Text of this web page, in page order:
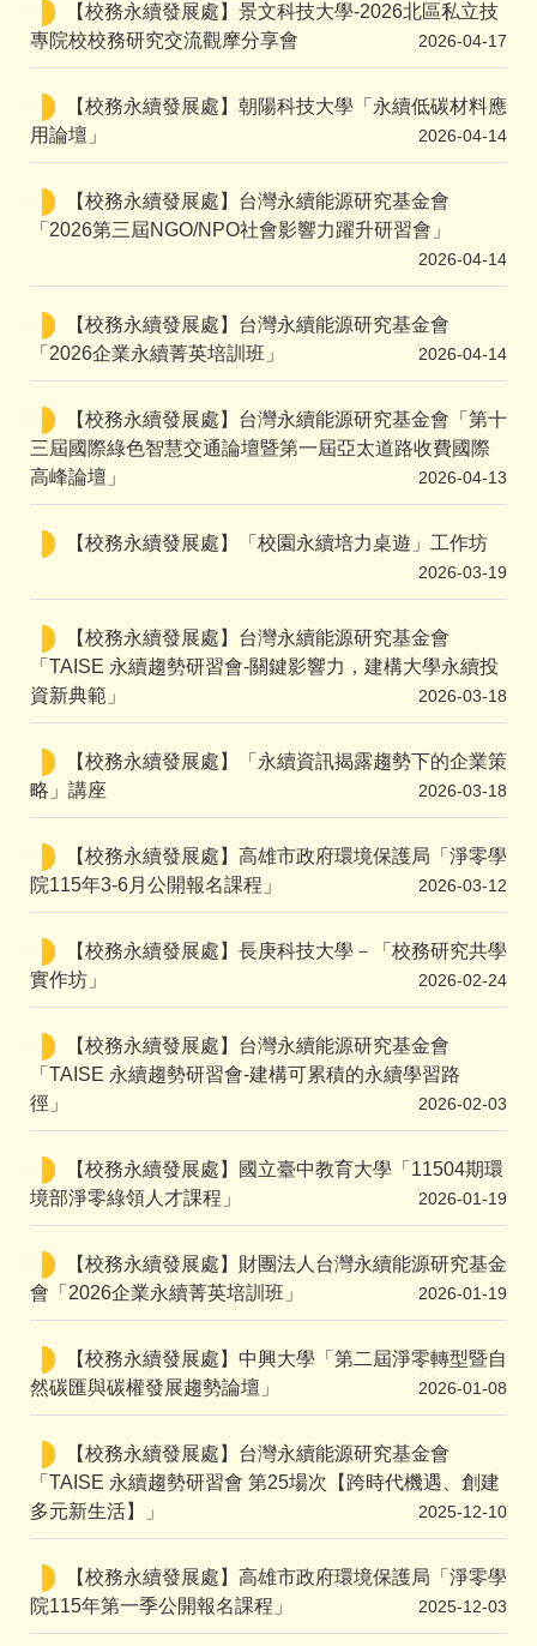
【校務永續發展處】景文科技大學-2026北區私立技
專院校校務研究交流觀摩分享會
2026-04-17
【校務永續發展處】朝陽科技大學「永續低碳材料應
用論壇」
2026-04-14
【校務永續發展處】台灣永續能源研究基金會
「2026第三屆NGO/NPO社會影響力躍升研習會」
2026-04-14
【校務永續發展處】台灣永續能源研究基金會
「2026企業永續菁英培訓班」
2026-04-14
【校務永續發展處】台灣永續能源研究基金會「第十
三屆國際綠色智慧交通論壇暨第一屆亞太道路收費國際
高峰論壇」
2026-04-13
【校務永續發展處】「校園永續培力桌遊」工作坊
2026-03-19
【校務永續發展處】台灣永續能源研究基金會
「TAISE 永續趨勢研習會-關鍵影響力，建構大學永續投
資新典範」
2026-03-18
【校務永續發展處】「永續資訊揭露趨勢下的企業策
略」講座
2026-03-18
【校務永續發展處】高雄市政府環境保護局「淨零學
院115年3-6月公開報名課程」
2026-03-12
【校務永續發展處】長庚科技大學－「校務研究共學
實作坊」
2026-02-24
【校務永續發展處】台灣永續能源研究基金會
「TAISE 永續趨勢研習會-建構可累積的永續學習路
徑」
2026-02-03
【校務永續發展處】國立臺中教育大學「11504期環
境部淨零綠領人才課程」
2026-01-19
【校務永續發展處】財團法人台灣永續能源研究基金
會「2026企業永續菁英培訓班」
2026-01-19
【校務永續發展處】中興大學「第二屆淨零轉型暨自
然碳匯與碳權發展趨勢論壇」
2026-01-08
【校務永續發展處】台灣永續能源研究基金會
「TAISE 永續趨勢研習會 第25場次【跨時代機遇、創建
多元新生活】」
2025-12-10
【校務永續發展處】高雄市政府環境保護局「淨零學
院115年第一季公開報名課程」
2025-12-03